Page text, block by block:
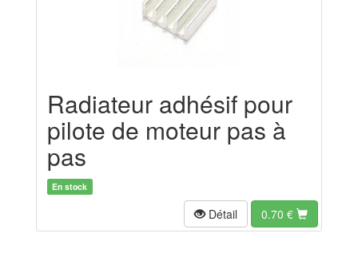
Radiateur adhésif pour
pilote de moteur pas à
pas
En stock
Détail 0.70 €